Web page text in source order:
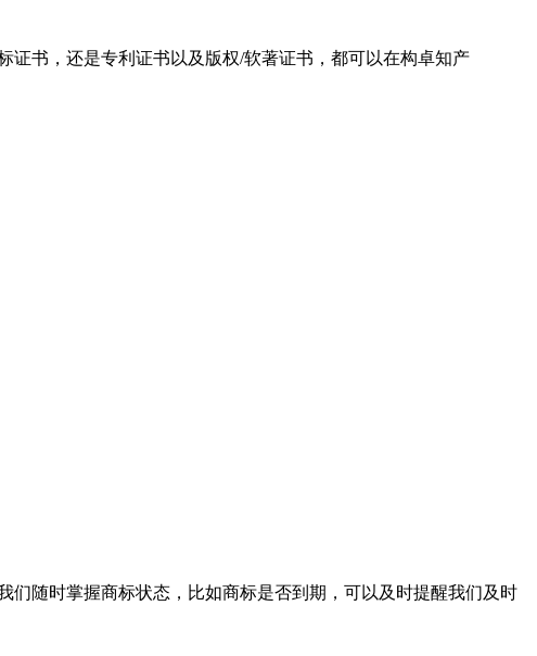
证书，还是专利证书以及版权/软著证书，都可以在构卓知产
们随时掌握商标状态，比如商标是否到期，可以及时提醒我们及时